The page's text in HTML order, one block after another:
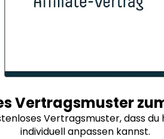
Vertragsmuster
Vertragsmuster, dass
individuell anpassen kannst.